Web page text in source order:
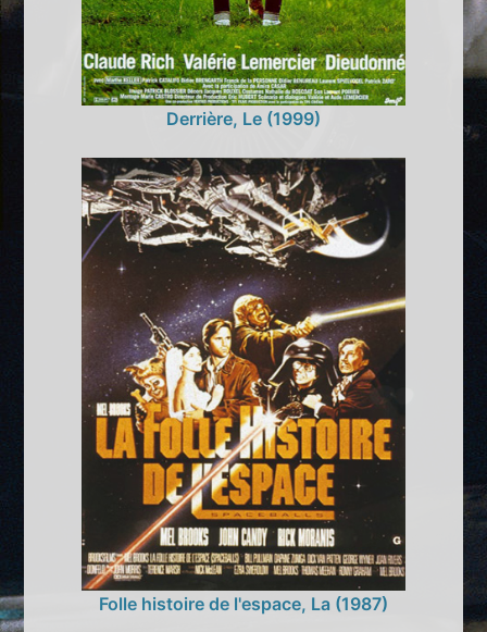
Derrière, Le (1999)
Folle histoire de l'espace, La (1987)